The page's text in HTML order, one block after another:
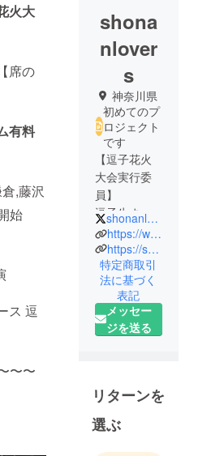
火大
席の
有料
,藤沢
始
ス 逗
〜〜
shona
nlover
s
神奈川県
初めてのプ
ロジェクト
です
【逗子花火
大会実行委
員】
逗子生まれ
逗子育ちの
「ずしっ
子」
海が好きで
湘南が好き
で
湘南の魅力
運営してい
ます。
HPの記事は
shonanlovers135
https://www.instagram.com/shonanlovers134/
https://shonanlovers.com/
特定商取引
法に基づく
表記
メッセー
ジを送る
リターンを
選ぶ